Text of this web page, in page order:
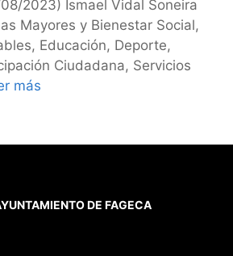
2023) Ismael Vidal Soneira
Mayores y Bienestar Social,
Educación, Deporte,
Ciudadana, Servicios
más
DE FAGECA